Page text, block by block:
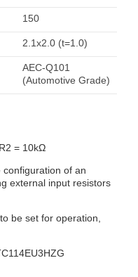
150
2.1x2.0 (t=1.0)
AEC-Q101
(Automotive Grade)
= 10kΩ
configuration of an
external input resistors
be set for operation,